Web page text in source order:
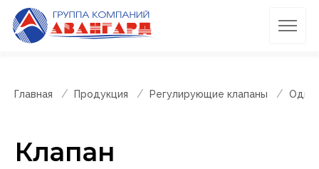
Главная Продукция Регулирующие клапаны
Клапан